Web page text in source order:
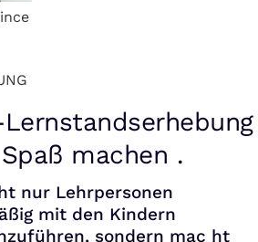
machen .
nur Lehrpersonen
mit den Kindern
sondern mac ht